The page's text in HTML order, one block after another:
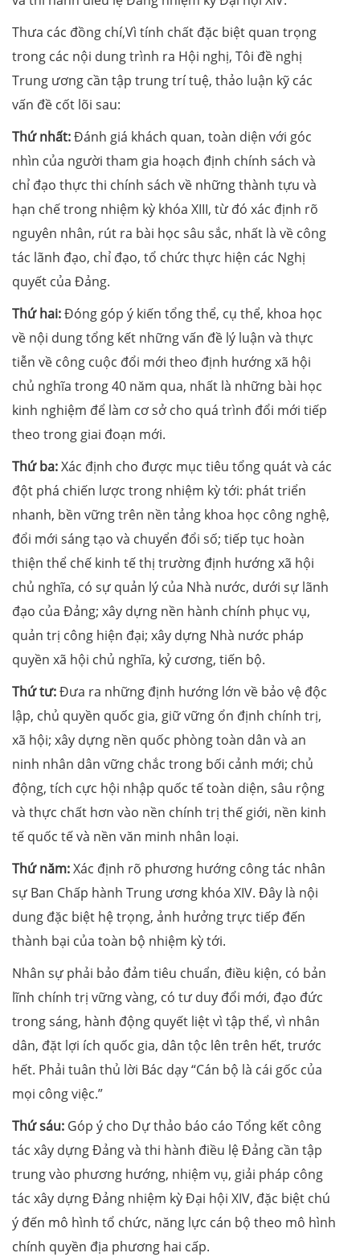
Thưa các đồng chí,Vì tính chất đặc biệt quan trọng
trong các nội dung trình ra Hội nghị, Tôi đề nghị
Trung ương cần tập trung trí tuệ, thảo luận kỹ các
vấn đề cốt lõi sau:
Thứ nhất:Đánh giá khách quan, toàn diện với góc
nhìn của người tham gia hoạch định chính sách và
chỉ đạo thực thi chính sách về những thành tựu và
hạn chế trong nhiệm kỳ khóa XIII, từ đó xác định rõ
nguyên nhân, rút ra bài học sâu sắc, nhất là về công
tác lãnh đạo, chỉ đạo, tổ chức thực hiện các Nghị
quyết của Đảng.
Thứ hai:Đóng góp ý kiến tổng thể, cụ thể, khoa học
về nội dung tổng kết những vấn đề lý luận và thực
tiễn về công cuộc đổi mới theo định hướng xã hội
chủ nghĩa trong 40 năm qua, nhất là những bài học
kinh nghiệm để làm cơ sở cho quá trình đổi mới tiếp
theo trong giai đoạn mới.
Thứ ba:Xác định cho được mục tiêu tổng quát và các
đột phá chiến lược trong nhiệm kỳ tới: phát triển
nhanh, bền vững trên nền tảng khoa học công nghệ,
đổi mới sáng tạo và chuyển đổi số; tiếp tục hoàn
thiện thể chế kinh tế thị trường định hướng xã hội
chủ nghĩa, có sự quản lý của Nhà nước, dưới sự lãnh
đạo của Đảng; xây dựng nền hành chính phục vụ,
quản trị công hiện đại; xây dựng Nhà nước pháp
quyền xã hội chủ nghĩa, kỷ cương, tiến bộ.
Thứ tư:Đưa ra những định hướng lớn về bảo vệ độc
lập, chủ quyền quốc gia, giữ vững ổn định chính trị,
xã hội; xây dựng nền quốc phòng toàn dân và an
ninh nhân dân vững chắc trong bối cảnh mới; chủ
động, tích cực hội nhập quốc tế toàn diện, sâu rộng
và thực chất hơn vào nền chính trị thế giới, nền kinh
tế quốc tế và nền văn minh nhân loại.
Thứ năm:Xác định rõ phương hướng công tác nhân
sự Ban Chấp hành Trung ương khóa XIV. Đây là nội
dung đặc biệt hệ trọng, ảnh hưởng trực tiếp đến
thành bại của toàn bộ nhiệm kỳ tới.
Nhân sự phải bảo đảm tiêu chuẩn, điều kiện, có bản
lĩnh chính trị vững vàng, có tư duy đổi mới, đạo đức
trong sáng, hành động quyết liệt vì tập thể, vì nhân
dân, đặt lợi ích quốc gia, dân tộc lên trên hết, trước
hết. Phải tuân thủ lời Bác dạy “Cán bộ là cái gốc của
mọi công việc.”
Thứ sáu: Góp ý cho Dự thảo báo cáo Tổng kết công
tác xây dựng Đảng và thi hành điều lệ Đảng cần tập
trung vào phương hướng, nhiệm vụ, giải pháp công
tác xây dựng Đảng nhiệm kỳ Đại hội XIV, đặc biệt chú
ý đến mô hình tổ chức, năng lực cán bộ theo mô hình
chính quyền địa phương hai cấp.